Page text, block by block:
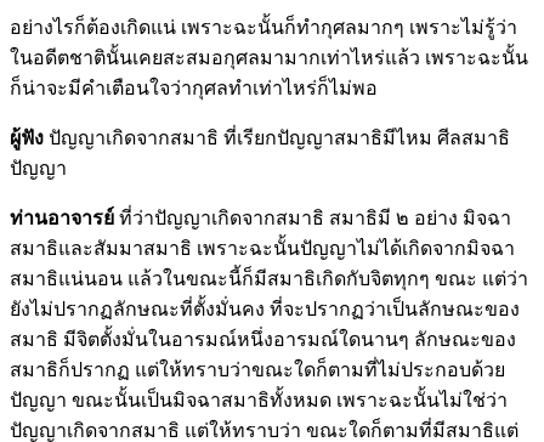
อย่างไรก็ต้องเกิดแน่ เพราะฉะนั้นก็ทำกุศลมากๆ เพราะไม่รู้ว่า
ในอดีตชาตินั้นเคยสะสมอกุศลมามากเท่าไหร่แล้ว เพราะฉะนั้น
ก็น่าจะมีคำเตือนใจว่ากุศลทำเท่าไหร่ก็ไม่พอ
ผู้ฟัง ปัญญาเกิดจากสมาธิ ที่เรียกปัญญาสมาธิมีไหม ศีลสมาธิ
ปัญญา
ท่านอาจารย์ ที่ว่าปัญญาเกิดจากสมาธิ สมาธิมี ๒ อย่าง มิจฉา
สมาธิและสัมมาสมาธิ เพราะฉะนั้นปัญญาไม่ได้เกิดจากมิจฉา
สมาธิแน่นอน แล้วในขณะนี้ก็มีสมาธิเกิดกับจิตทุกๆ ขณะ แต่ว่า
ยังไม่ปรากฏลักษณะที่ตั้งมั่นคง ที่จะปรากฏว่าเป็นลักษณะของ
สมาธิ มีจิตตั้งมั่นในอารมณ์หนึ่งอารมณ์ใดนานๆ ลักษณะของ
สมาธิก็ปรากฏ แต่ให้ทราบว่าขณะใดก็ตามที่ไม่ประกอบด้วย
ปัญญา ขณะนั้นเป็นมิจฉาสมาธิทั้งหมด เพราะฉะนั้นไม่ใช่ว่า
ปัญญาเกิดจากสมาธิ แต่ให้ทราบว่า ขณะใดก็ตามที่มีสมาธิแต่